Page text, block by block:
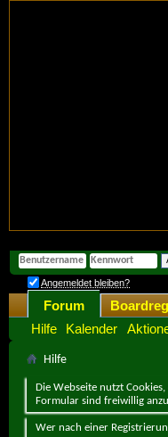
Angemeldet bleiben?
Forum
Hilfe
Kalender
Hilfe
Die Webseite nutzt
Formular sind freiwillig
Wer nach einer